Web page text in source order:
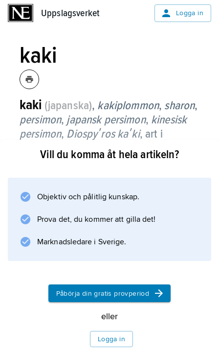
Uppslagsverket Logga in
kaki
kaki (japanska), kakiplommon, sharon,
persimon, japansk persimon, kinesisk
persimon, Diospyʹros kaʹki, art i
familjen ebenholtsväxter.
ovala blad. De rosa blommorna är enkönade
Den orange eller gula frukten, som är ett bär
med fyra kvarsittande, stora foderblad, liknar
till utseendet en tomat; den är
Information om artikeln
Vill du komma åt hela artikeln?
Objektiv och pålitlig kunskap.
Prova det, du kommer att gilla det!
Marknadsledare i Sverige.
Påbörja din gratis provperiod
eller
Logga in